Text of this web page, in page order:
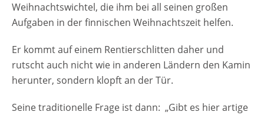
Weihnachtswichtel, die ihm bei all seinen großen
Aufgaben in der finnischen Weihnachtszeit helfen.
Er kommt auf einem Rentierschlitten daher und
rutscht auch nicht wie in anderen Ländern den Kamin
herunter, sondern klopft an der Tür.
Seine traditionelle Frage ist dann: „Gibt es hier artige